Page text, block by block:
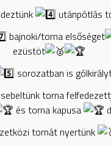
utánpótlás
bajnoki/torna elsőséget
ezüstöt
sorozatban is
torna
és torna kapusa
tornát nyertünk